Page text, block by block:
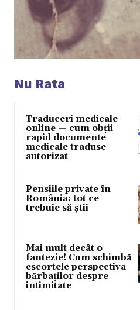
Nu Rata
Traduceri medicale
online — cum obții
rapid documente
medicale traduse
autorizat
Pensiile private în
România: tot ce
trebuie să știi
Mai mult decât o
fantezie! Cum schimbă
escortele perspectiva
bărbaților despre
intimitate